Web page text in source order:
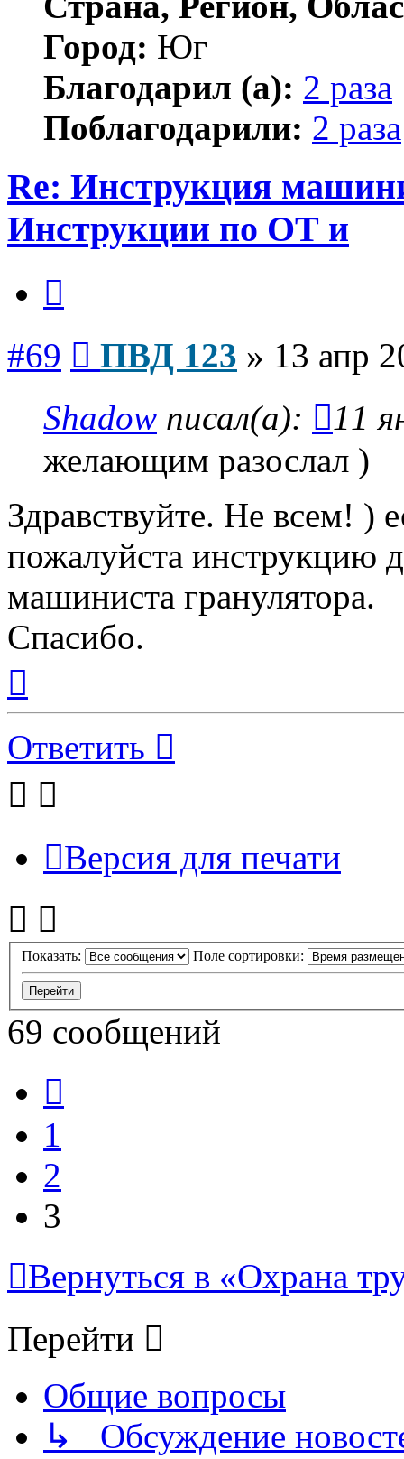
Город: Юг
Благодарил (а): 2 раза
Поблагодарили: 2 раза
Re: Инструкция
Инструкции по ОТ и
#69 ПВД 123 » 13 апр
Shadow писал(а):
11
желающим разослал )
Здравствуйте. Не всем! )
пожалуйста инструкцию
машиниста гранулятора.
Спасибо.
началу
Ответить
Версия для печати
Показать: Поле сортировки:
69 сообщений
1
2
3
Вернуться в «Охрана
Перейти
Общие вопросы
↳ Обсуждение